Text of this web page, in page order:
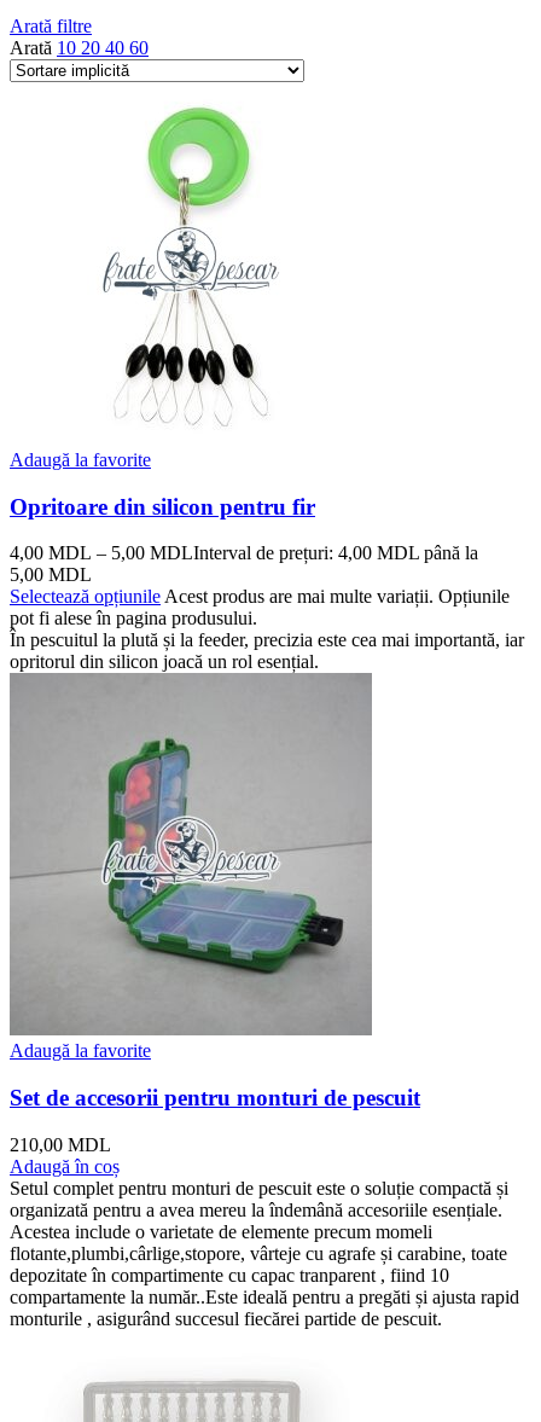
Arată filtre
Arată 10 20 40 60
Adaugă la favorite
Opritoare din silicon pentru fir
4,00 MDL – 5,00 MDLInterval de prețuri: 4,00 MDL până la
5,00 MDL
Selectează opțiunile Acest produs are mai multe variații. Opțiunile
pot fi alese în pagina produsului.
În pescuitul la plută și la feeder, precizia este cea mai importantă, iar
opritorul din silicon joacă un rol esențial.
Adaugă la favorite
Set de accesorii pentru monturi de pescuit
210,00 MDL
Adaugă în coș
Setul complet pentru monturi de pescuit este o soluție compactă și
organizată pentru a avea mereu la îndemână accesoriile esențiale.
Acestea include o varietate de elemente precum momeli
flotante,plumbi,cârlige,stopore, vârteje cu agrafe și carabine, toate
depozitate în compartimente cu capac tranparent , fiind 10
compartamente la număr..Este ideală pentru a pregăti și ajusta rapid
monturile , asigurând succesul fiecărei partide de pescuit.